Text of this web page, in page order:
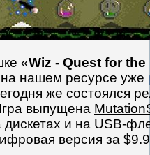
«Wiz - Quest for
нашем ресурсе уже
же состоялся
выпущена
и на USB-
версия за